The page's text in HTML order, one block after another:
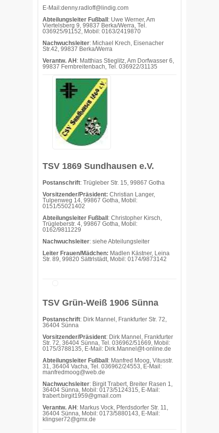
E-Mail:denny.radloff@lindig.com
Abteilungsleiter Fußball : Uwe Werner, Am
Viertelsberg 9, 99837 Berka/Werra, Tel.
036925/91152, Mobil: 0163/2419870
Nachwuchsleiter: Michael Krech, Eisenacher
Str.42, 99837 Berka/Werra
Verantw. AH : Matthias Stieglitz, Am Dorfwasser 6,
99837 Fernbreitenbach, Tel. 036922/31135
TSV 1869 Sundhausen e.V.
Postanschrift: Trügleber Str. 15, 99867 Gotha
Vorsitzender/Präsident: Christian Langer,
Tulpenweg 14, 99867 Gotha, Mobil:
0151/55021402
Abteilungsleiter Fußball : Christopher Kirsch,
Trügleberstr. 4, 99867 Gotha, Mobil:
0162/9811229
Nachwuchsleiter: siehe Abteilungsleiter
Leiter Frauen/Mädchen: Madlen Kästner, Leina
Str. 89, 99820 Sättrlstädt, Mobil: 0174/9873142
TSV Grün-Weiß 1906 Sünna
Postanschrift: Dirk Mannel, Frankfurter Str. 72,
36404 Sünna
Vorsitzender/Präsident: Dirk Mannel, Frankfurter
Str. 72, 36404 Sünna, Tel. 036962/51669, Mobil:
0175/3788135, E-Mail: Dirk.Mannel@t-online.de
Abteilungsleiter Fußball : Manfred Moog, Vitusstr.
31, 36404 Vacha, Tel. 036962/24553, E-Mail:
manfredmoog@web.de
Nachwuchsleiter: Birgit Trabert, Breiter Rasen 1,
36404 Sünna, Mobil: 0173/5124315, E-Mail:
trabert.birgit1959@gmail.com
Verantw. AH : Markus Vock, Pferdsdorfer Str. 11,
36404 Sünna, Mobil: 0173/5880143, E-Mail:
klingser72@gmx.de